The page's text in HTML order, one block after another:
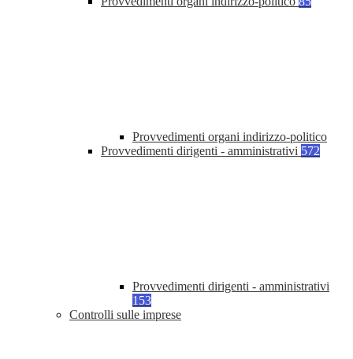
Provvedimenti organi indirizzo-politico
Provvedimenti dirigenti - amministrativi 572
Provvedimenti dirigenti - amministrativi
153
Controlli sulle imprese